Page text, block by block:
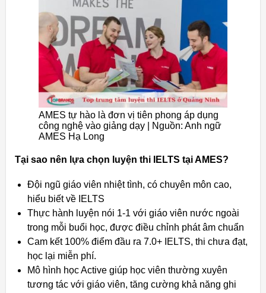
AMES tự hào là đơn vị tiên phong áp dụng
công nghệ vào giảng dạy | Nguồn: Anh ngữ
AMES Hạ Long
Tại sao nên lựa chọn luyện thi IELTS tại AMES?
Đội ngũ giáo viên nhiệt tình, có chuyên môn cao,
hiểu biết về IELTS
Thực hành luyện nói 1-1 với giáo viên nước ngoài
trong mỗi buổi học, được điều chỉnh phát âm chuẩn
Cam kết 100% điểm đầu ra 7.0+ IELTS, thi chưa đạt,
học lại miễn phí.
Mô hình học Active giúp học viên thường xuyên
tương tác với giáo viên, tăng cường khả năng ghi